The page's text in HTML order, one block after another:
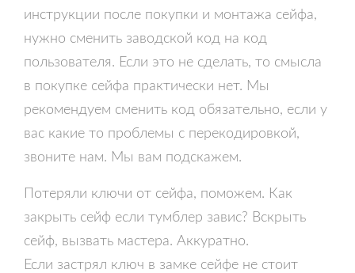
инструкции после покупки и монтажа сейфа,
нужно сменить заводской код на код
пользователя. Если это не сделать, то смысла
в покупке сейфа практически нет. Мы
рекомендуем сменить код обязательно, если у
вас какие то проблемы с перекодировкой,
звоните нам. Мы вам подскажем.
Потеряли ключи от сейфа, поможем. Как
закрыть сейф если тумблер завис? Вскрыть
сейф, вызвать мастера. Аккуратно.
Если застрял ключ в замке сейфе не стоит